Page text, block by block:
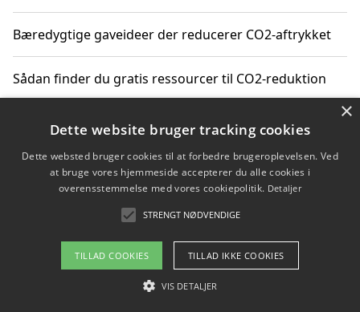
Bæredygtige gaveideer der reducerer CO2-aftrykket
Sådan finder du gratis ressourcer til CO2-reduktion
Hvordan gadgets til hjemmet kan reducere CO2-udslip
Copyright 2026 - Pilanto Aps
Om / kontakt
Blog Betingelser
×
Dette website bruger tracking cookies
Dette websted bruger cookies til at forbedre brugeroplevelsen. Ved
at bruge vores hjemmeside accepterer du alle cookies i
overensstemmelse med vores cookiepolitik. Detaljer
STRENGT NØDVENDIGE
TILLAD COOKIES TILLAD IKKE COOKIES
VIS DETALJER